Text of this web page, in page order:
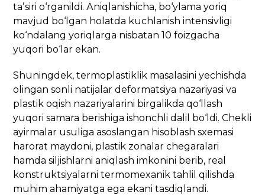
taʼsiri o‘rganildi. Аniqlanishicha, bo‘ylama yoriq
mavjud bo‘lgan holatda kuchlanish intensivligi
ko‘ndalang yoriqlarga nisbatan 10 foizgacha
yuqori bo‘lar ekan.
Shuningdek, termoplastiklik masalasini yechishda
olingan sonli natijalar deformatsiya nazariyasi va
plastik oqish nazariyalarini birgalikda qo‘llash
yuqori samara berishiga ishonchli dalil bo‘ldi. Chekli
ayirmalar usuliga asoslangan hisoblash sxemasi
harorat maydoni, plastik zonalar chegaralari
hamda siljishlarni aniqlash imkonini berib, real
konstruktsiyalarni termomexanik tahlil qilishda
muhim ahamiyatga ega ekani tasdiqlandi.